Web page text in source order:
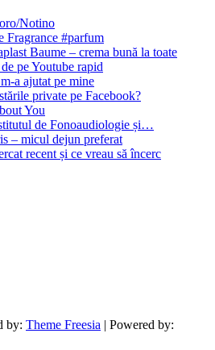
Notino
Fragrance #parfum
Baume – crema bună la toate
pe Youtube rapid
a ajutat pe mine
private pe Facebook?
You
de Fonoaudiologie și…
– micul dejun preferat
recent și ce vreau să încerc
by: Theme Freesia | Powered by: